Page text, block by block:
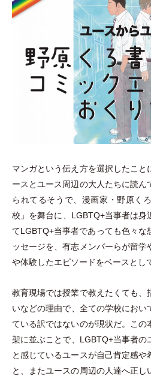
マンガという伝え方を選択したこと
ースとユース周辺の大人たちに読ん
られてるそうで、漫画家 ・ 野原く
校 」 を舞台に、LGBTQ+当事者は身
てLGBTQ+当事者であっても色々な
ッセージを、有志メンバーらが留学
や体験したエピソードをベースとし
教育現場では授業で教えたくても、
いなどの理由で、全ての学校におい
ている訳ではないのが現状だ。こ
架に並ぶことで、LGBTQ+当事者の
と感じているユースが自己肯定感や
と、またユースの周辺の人達へ正し